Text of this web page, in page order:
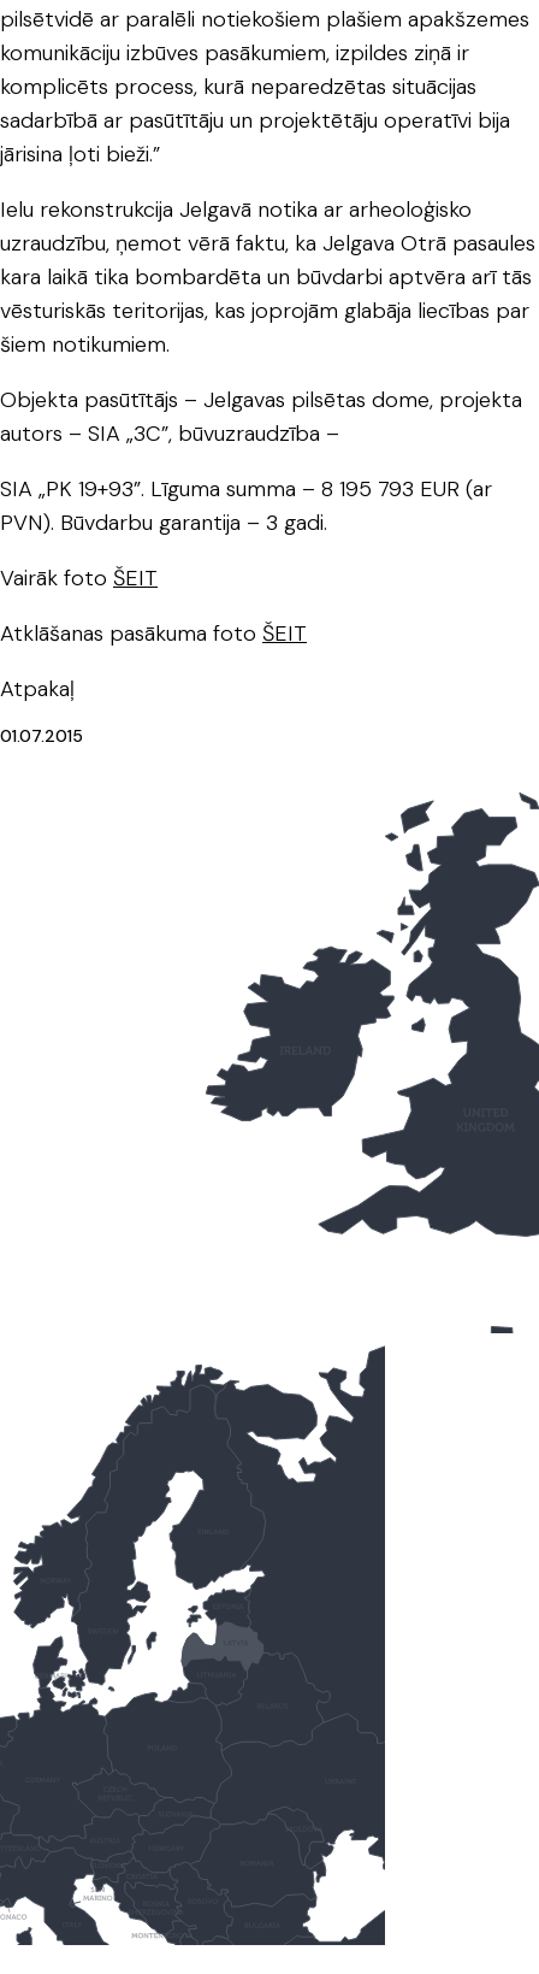
pilsētvidē ar paralēli notiekošiem plašiem apakšzemes
komunikāciju izbūves pasākumiem, izpildes ziņā ir
komplicēts process, kurā neparedzētas situācijas
sadarbībā ar pasūtītāju un projektētāju operatīvi bija
jārisina ļoti bieži.”
Ielu rekonstrukcija Jelgavā notika ar arheoloģisko
uzraudzību, ņemot vērā faktu, ka Jelgava Otrā pasaules
kara laikā tika bombardēta un būvdarbi aptvēra arī tās
vēsturiskās teritorijas, kas joprojām glabāja liecības par
šiem notikumiem.
Objekta pasūtītājs – Jelgavas pilsētas dome, projekta
autors – SIA „3C”, būvuzraudzība –
SIA „PK 19+93”. Līguma summa – 8 195 793 EUR (ar
PVN). Būvdarbu garantija – 3 gadi.
Vairāk foto ŠEIT
Atklāšanas pasākuma foto ŠEIT
Atpakaļ
01.07.2015